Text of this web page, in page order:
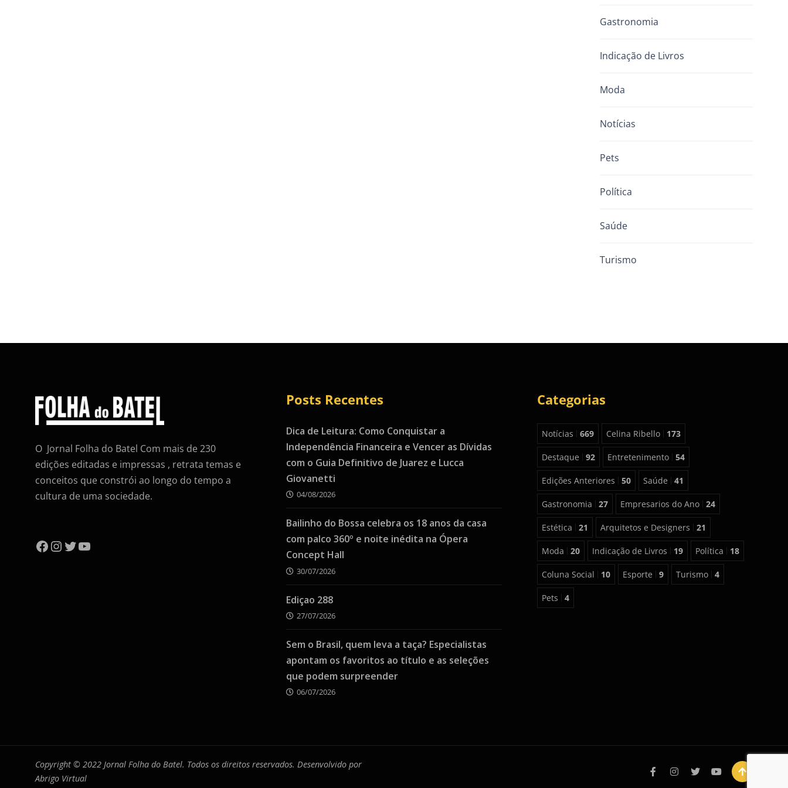
Gastronomia
Indicação de Livros
Moda
Notícias
Pets
Política
Saúde
Turismo
O Jornal Folha do Batel Com mais de 230
edições editadas e impressas , retrata temas e
conceitos que constrói ao longo do tempo a
cultura de uma sociedade.
Facebook
Instagram
Twitter
YouTube
Posts Recentes
Dica de Leitura: Como Conquistar a
Independência Financeira e Vencer as Dívidas
com o Guia Definitivo de Juarez e Lucca
Giovanetti
04/08/2026
Bailinho do Bossa celebra os 18 anos da casa
com palco 360º e noite inédita na Ópera
Concept Hall
30/07/2026
Ediçao 288
27/07/2026
Sem o Brasil, quem leva a taça? Especialistas
apontam os favoritos ao título e as seleções
que podem surpreender
06/07/2026
Categorias
Notícias 669 Celina Ribello 173
Destaque 92 Entretenimento 54
Edições Anteriores 50 Saúde 41
Gastronomia 27 Empresarios do Ano 24
Estética 21 Arquitetos e Designers 21
Moda 20 Indicação de Livros 19 Política 18
Coluna Social 10 Esporte 9 Turismo 4
Pets 4
Copyright © 2022 Jornal Folha do Batel. Todos os direitos reservados. Desenvolvido por
Abrigo Virtual